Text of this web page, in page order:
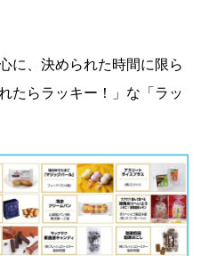
に、決められた時間に限ら
たらラッキー！」な「ラッ